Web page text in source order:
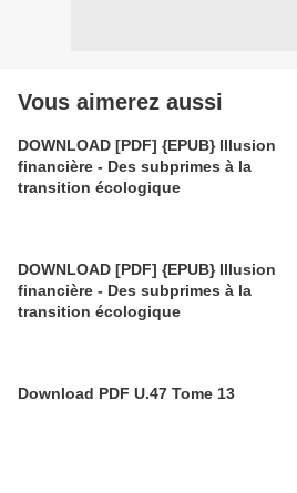
Vous aimerez aussi
DOWNLOAD [PDF] {EPUB} Illusion
financière - Des subprimes à la
transition écologique
DOWNLOAD [PDF] {EPUB} Illusion
financière - Des subprimes à la
transition écologique
Download PDF U.47 Tome 13